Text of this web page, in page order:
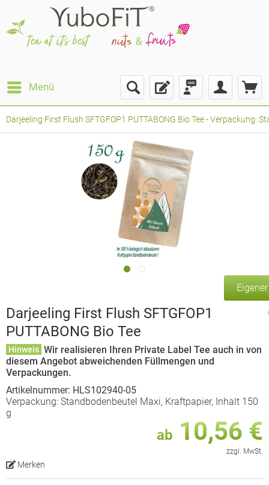
Menü
Darjeeling First Flush SFTGFOP1 PUTTABONG Bio Tee - Verpackung:
Darjeeling First Flush SFTGFOP1
PUTTABONG Bio Tee
Hinweis Wir realisieren Ihren Private Label Tee auch in von
diesem Angebot abweichenden Füllmengen und
Verpackungen.
Artikelnummer: HLS102940-05
Verpackung: Standbodenbeutel Maxi, Kraftpapier, Inhalt 150
g
ab 10,56 €
zzgl. MwSt.
Merken